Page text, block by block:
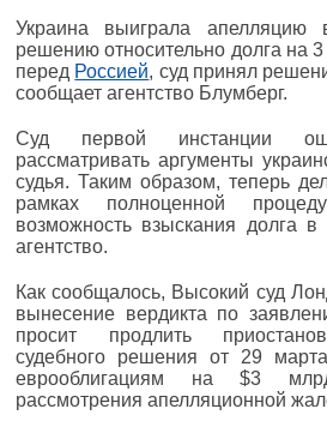
Украина выиграла
решению относительно долга на
перед Россией, суд принял
сообщает агентство Блумберг.
Суд первой инстанции
рассматривать аргументы
судья. Таким образом, теперь
рамках полноценной
возможность взыскания долга
агентство.
Как сообщалось, Высокий суд
вынесение вердикта по
просит продлить
судебного решения от 29
еврооблигациям на $3
рассмотрения апелляционной